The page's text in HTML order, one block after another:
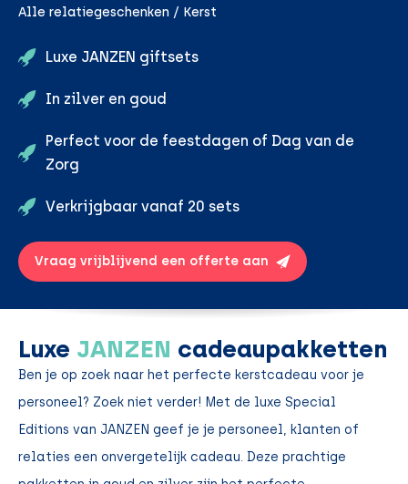
Alle relatiegeschenken / Kerst
Luxe JANZEN giftsets
In zilver en goud
Perfect voor de feestdagen of Dag van de
Zorg
Verkrijgbaar vanaf 20 sets
Vraag vrijblijvend een offerte aan
Luxe JANZEN cadeaupakketten
Ben je op zoek naar het perfecte kerstcadeau voor je
personeel? Zoek niet verder! Met de luxe Special
Editions van JANZEN geef je je personeel, klanten of
relaties een onvergetelijk cadeau. Deze prachtige